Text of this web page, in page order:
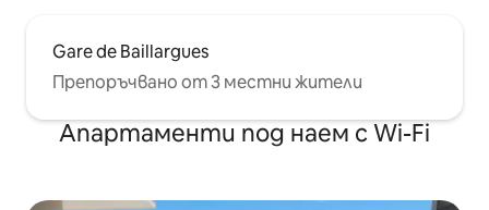
Gare de Baillargues
Препоръчвано от 3 местни жители
Апартаменти под наем с Wi-Fi